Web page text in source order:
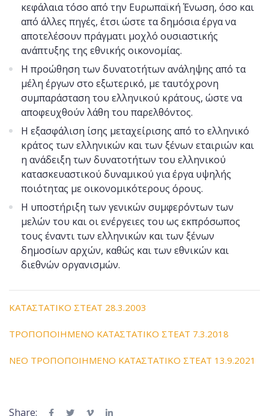
κεφάλαια τόσο από την Ευρωπαϊκή Ένωση, όσο και
από άλλες πηγές, έτσι ώστε τα δημόσια έργα να
αποτελέσουν πράγματι μοχλό ουσιαστικής
ανάπτυξης της εθνικής οικονομίας.​
Η προώθηση των δυνατοτήτων ανάληψης από τα
μέλη έργων στο εξωτερικό, με ταυτόχρονη
συμπαράσταση του ελληνικού κράτους, ώστε να
αποφευχθούν λάθη του παρελθόντος.
​Η εξασφάλιση ίσης μεταχείρισης από το ελληνικό
κράτος των ελληνικών και των ξένων εταιριών και
η ανάδειξη των δυνατοτήτων του ελληνικού
κατασκευαστικού δυναμικού για έργα υψηλής
ποιότητας με οικονομικότερους όρους.
​Η υποστήριξη των γενικών συμφερόντων των
μελών του και οι ενέργειες του ως εκπρόσωπος
τους έναντι των ελληνικών και των ξένων
δημοσίων αρχών, καθώς και των εθνικών και
διεθνών οργανισμών.
ΚΑΤΑΣΤΑΤΙΚΟ ΣΤΕΑΤ 28.3.2003
ΤΡΟΠΟΠΟΙΗΜΕΝΟ ΚΑΤΑΣΤΑΤΙΚΟ ΣΤΕΑΤ 7.3.2018
ΝΕΟ ΤΡΟΠΟΠΟΙΗΜΕΝΟ ΚΑΤΑΣΤΑΤΙΚΟ ΣΤΕΑΤ 13.9.2021
Share: